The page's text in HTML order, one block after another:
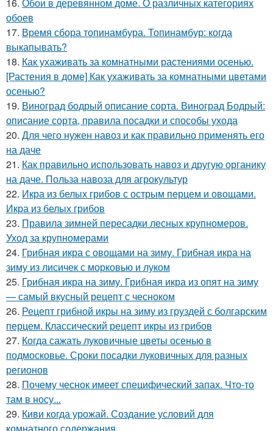
обоев
17. Время сбора топинамбура. Топинамбур: когда
выкапывать?
18. Как ухаживать за комнатными растениями осенью.
[Растения в доме] Как ухаживать за комнатными цветами
осенью?
19. Виноград бодрый описание сорта. Виноград Бодрый:
описание сорта, правила посадки и способы ухода
20. Для чего нужен навоз и как правильно применять его
на даче
21. Как правильно использовать навоз и другую органику
на даче. Польза навоза для агрокультур
22. Икра из белых грибов с острым перцем и овощами.
Икра из белых грибов
23. Правила зимней пересадки лесных крупномеров.
Уход за крупномерами
24. Грибная икра с овощами на зиму. Грибная икра на
зиму из лисичек с морковью и луком
25. Грибная икра на зиму. Грибная икра из опят на зиму
— самый вкусный рецепт с чесноком
26. Рецепт грибной икры на зиму из груздей с болгарским
перцем. Классический рецепт икры из грибов
27. Когда сажать луковичные цветы осенью в
подмосковье. Сроки посадки луковичных для разных
регионов
28. Почему чеснок имеет специфический запах. Что-то
там в носу...
29. Киви когда урожай. Создание условий для
комнатного содержания